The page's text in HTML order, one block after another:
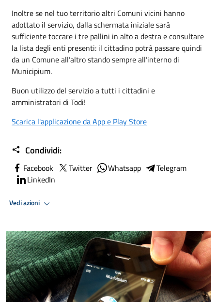
Inoltre se nel tuo territorio altri Comuni vicini hanno
adottato il servizio, dalla schermata iniziale sarà
sufficiente toccare i tre pallini in alto a destra e consultare
la lista degli enti presenti: il cittadino potrà passare quindi
da un Comune all’altro stando sempre all’interno di
Municipium.
Buon utilizzo del servizio a tutti i cittadini e
amministratori di Todi!
Scarica l'applicazione da App e Play Store
Condividi:
Facebook Twitter Whatsapp
Telegram
LinkedIn
Vedi azioni